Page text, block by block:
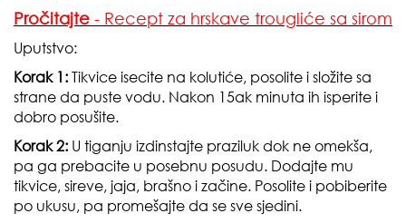
Pročitajte - Recept za hrskave trougliće sa sirom
Uputstvo:
Korak 1: Tikvice isecite na kolutiće, posolite i složite sa
strane da puste vodu. Nakon 15ak minuta ih isperite i
dobro posušite.
Korak 2: U tiganju izdinstajte praziluk dok ne omekša,
pa ga prebacite u posebnu posudu. Dodajte mu
tikvice, sireve, jaja, brašno i začine. Posolite i pobiberite
po ukusu, pa promešajte da se sve sjedini.